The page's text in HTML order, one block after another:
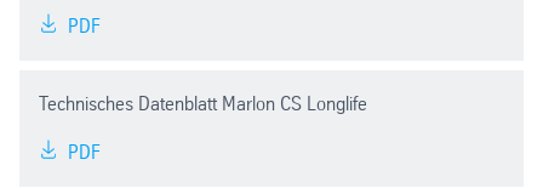
PDF
Technisches Datenblatt Marlon CS Longlife
PDF